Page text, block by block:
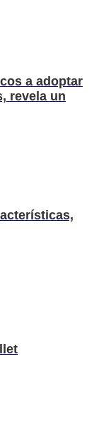
a adoptar
revela un